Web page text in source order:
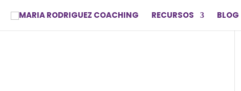
RECURSOS BLOG